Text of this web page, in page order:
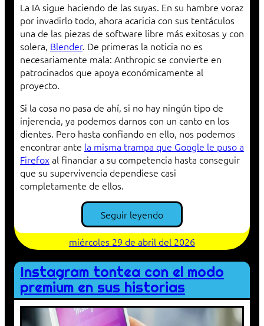
La IA sigue haciendo de las suyas. En su hambre voraz
por invadirlo todo, ahora acaricia con sus tentáculos
una de las piezas de software libre más exitosas y con
solera, Blender. De primeras la noticia no es
necesariamente mala: Anthropic se convierte en
patrocinados que apoya económicamente al
proyecto.
Si la cosa no pasa de ahí, si no hay ningún tipo de
injerencia, ya podemos darnos con un canto en los
dientes. Pero hasta confiando en ello, nos podemos
encontrar ante la misma trampa que Google le puso a
Firefox al financiar a su competencia hasta conseguir
que su supervivencia dependiese casi
completamente de ellos.
Seguir leyendo
miércoles 29 de abril del 2026
Instagram tontea con el modo
premium en sus historias